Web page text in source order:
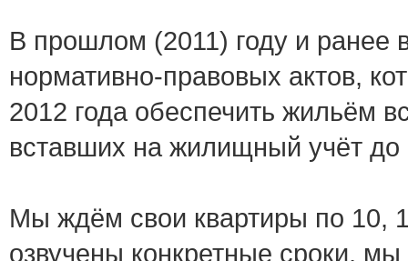
В прошлом (2011) году и ранее
нормативно-правовых актов,
2012 года обеспечить жильём
вставших на жилищный учёт до
Мы ждём свои квартиры по 10,
озвучены конкретные сроки,